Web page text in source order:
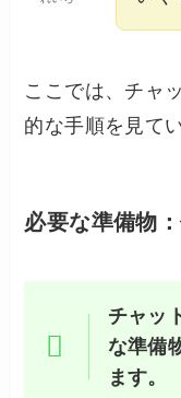
ここでは、チャ
的な手順を見て
必要な準備物
チャッ
な準備
ます。